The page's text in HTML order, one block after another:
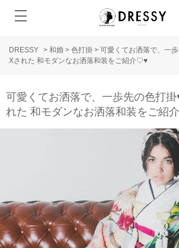
DRESSY > 和婚 > 色打掛 > 可愛くてお洒落で、一
Xされた 和モダンなお洒落和装をご紹介♡♥
可愛くてお洒落で、一歩先の色打
れた 和モダンなお洒落和装をご紹